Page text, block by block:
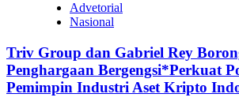
Advetorial
Nasional
Triv Group dan Gabriel Rey
Penghargaan Bergengsi*Perkuat
Pemimpin Industri Aset Kripto